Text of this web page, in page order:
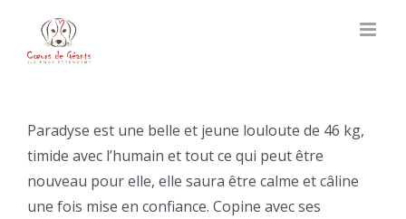
content
Paradyse est une belle et jeune louloute de 46 kg,
timide avec l’humain et tout ce qui peut être
nouveau pour elle, elle saura être calme et câline
une fois mise en confiance. Copine avec ses